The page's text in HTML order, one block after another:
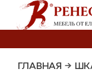
ГЛАВНАЯ →